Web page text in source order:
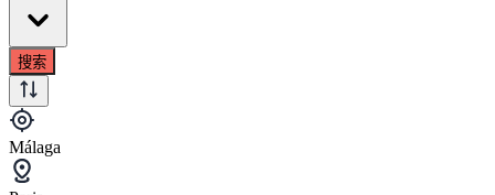
搜索
Málaga